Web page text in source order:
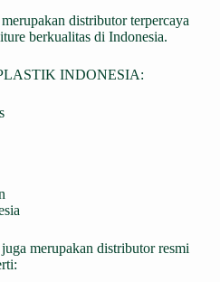
distributor terpercaya
berkualitas di Indonesia.
INDONESIA:
merupakan distributor resmi